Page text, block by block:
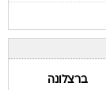
ברצלונה